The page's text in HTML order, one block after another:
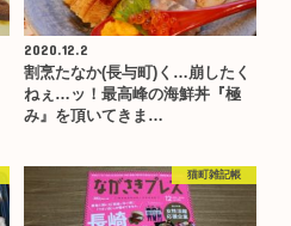
2020.12.2
割烹たなか(長与町)く…崩したく
ねぇ…ッ！最高峰の海鮮丼『極
み』を頂いてきま…
猫町雑記帳